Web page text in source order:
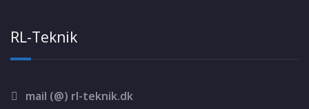
RL-Teknik
mail (@) rl-teknik.dk